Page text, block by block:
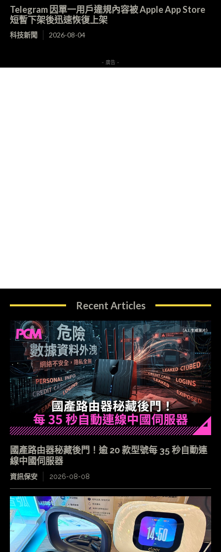
Telegram 因單一用戶違規內容被 Apple App Store
短暫下架後迅速恢復上架
科技新聞 2026-08-04
- 廣告 -
Recent Articles
國產路由器秘藏後門！逾 20 款型號每 35 秒自動連
線中國伺服器
資訊保安 2026-08-08